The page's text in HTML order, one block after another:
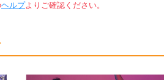
ヘルプよりご確認ください。